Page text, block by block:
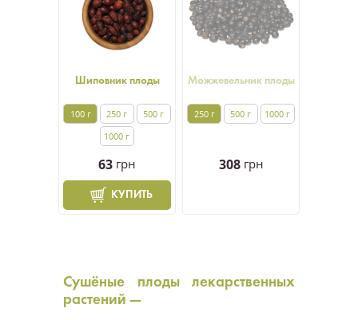
Шиповник плоды
100 г 250 г
500 г
1000 г
63 грн
КУПИТЬ
Можжевельник плоды
250 г 500 г 1000 г
308 грн
Сушёные плоды лекарственных
растений —